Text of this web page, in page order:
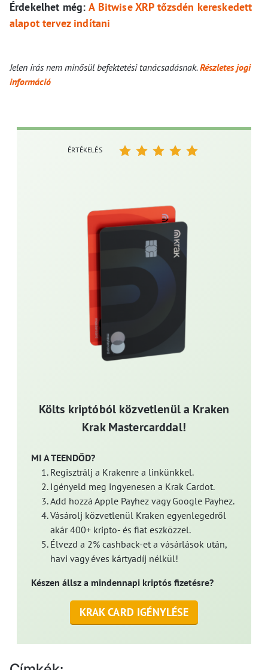
Érdekelhet még: A Bitwise XRP tőzsdén kereskedett
alapot tervez indítani
Jelen írás nem minősül befektetési tanácsadásnak.Részletes jogi
információ
Költs kriptóból közvetlenül a Kraken
Krak Mastercarddal!
MI A TEENDŐD?
Regisztrálj a Krakenre a linkünkkel.
Igényeld meg ingyenesen a Krak Cardot.
Add hozzá Apple Payhez vagy Google Payhez.
Vásárolj közvetlenül Kraken egyenlegedről
akár 400+ kripto- és fiat eszközzel.
Élvezd a 2% cashback-et a vásárlások után,
havi vagy éves kártyadíj nélkül!
Készen állsz a mindennapi kriptós fizetésre?
KRAK CARD IGÉNYLÉSE
ÉRTÉKELÉS